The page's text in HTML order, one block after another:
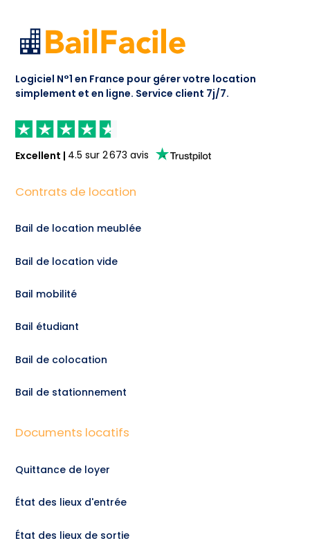
Logiciel N°1 en France pour gérer votre location
simplement et en ligne. Service client 7j/7.
Excellent | 4.5 sur2 673 avis
Contrats de location
Bail de location meublée
Bail de location vide
Bail mobilité
Bail étudiant
Bail de colocation
Bail de stationnement
Documents locatifs
Quittance de loyer
État des lieux d'entrée
État des lieux de sortie